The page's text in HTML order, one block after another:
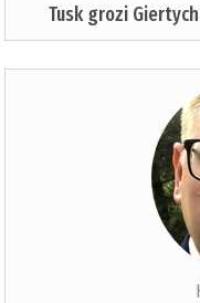
Tusk grozi